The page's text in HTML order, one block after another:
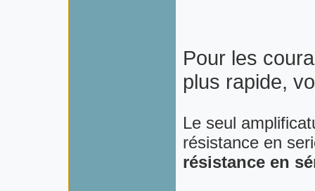
Pour les
plus rapide,
Le seul
résistance en
résistance en